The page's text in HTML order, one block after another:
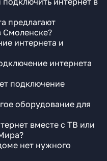
предлагают
Смоленске?
интернета и
интернета
подключение
оборудование для
вместе с ТВ или
нет нужного